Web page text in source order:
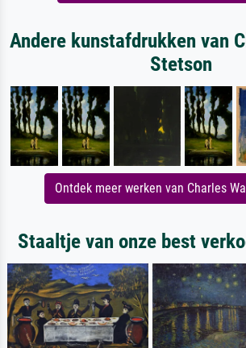
Andere kunstafdrukken van
Stetson
Ontdek meer werken van Charles
Staaltje van onze best